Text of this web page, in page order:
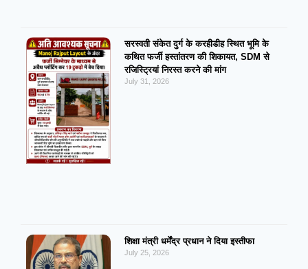
सरस्वती संकेत दुर्ग के करहीडीह स्थित भूमि के
कथित फर्जी हस्तांतरण की शिकायत, SDM से
रजिस्ट्रियां निरस्त करने की मांग
July 31, 2026
शिक्षा मंत्री धर्मेंद्र प्रधान ने दिया इस्तीफा
July 25, 2026